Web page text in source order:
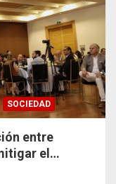
SOCIEDAD
entre
el